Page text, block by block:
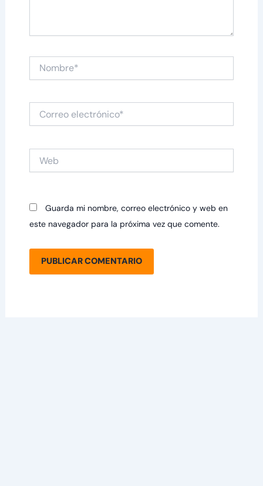
Nombre*
electrónico*
Guarda mi nombre, correo electrónico y web en
este navegador para la próxima vez que comente.